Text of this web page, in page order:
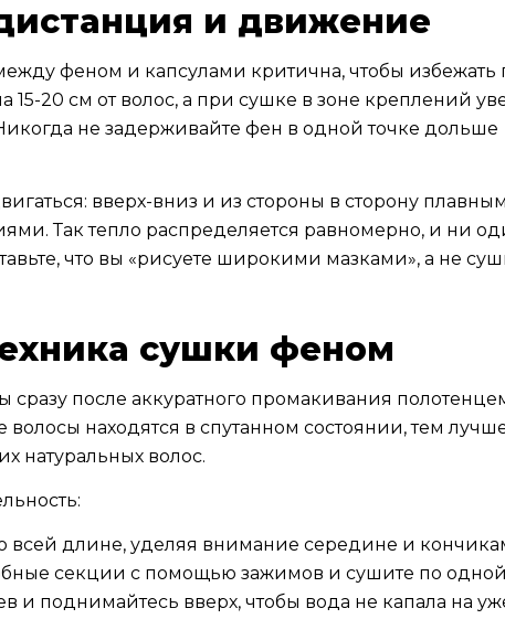
и движение
феном и капсулами критична, чтобы избежать
20 см от волос, а при сушке в зоне креплений
не задерживайте фен в одной точке дольше
вверх-вниз и из стороны в сторону
Так тепло распределяется равномерно, и ни
что вы «рисуете широкими мазками», а не
сушки феном
сразу после аккуратного промакивания
находятся в спутанном состоянии, тем
натуральных волос.
всей длине, уделяя внимание середине и
секции с помощью зажимов и сушите по
и поднимайтесь вверх, чтобы вода не капала на